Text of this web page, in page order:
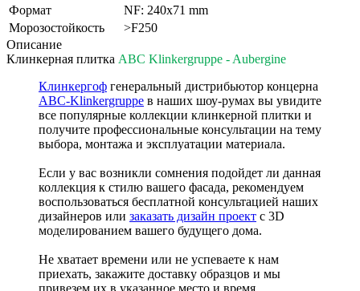
Формат
NF: 240x71 mm
Морозостойкость
>F250
Описание
Клинкерная плитка ABC Klinkergruppe - Aubergine
Клинкергоф генеральный дистрибьютор концерна
ABC-Klinkergruppe в наших шоу-румах вы увидите
все популярные коллекции клинкерной плитки и
получите профессиональные консультации на тему
выбора, монтажа и эксплуатации материала.
Если у вас возникли сомнения подойдет ли данная
коллекция к стилю вашего фасада, рекомендуем
воспользоваться бесплатной консультацией наших
дизайнеров или заказать дизайн проект с 3D
моделированием вашего будущего дома.
Не хватает времени или не успеваете к нам
приехать, закажите доставку образцов и мы
привезем их в указанное место и время.